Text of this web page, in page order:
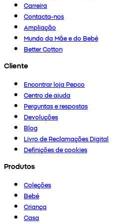
Carreira
Contacta-nos
Ampliação
Mundo da Mãe e do Bebé
Better Cotton
Cliente
Encontrar loja Pepco
Centro de ajuda
Perguntas e respostas
Devoluções
Blog
Livro de Reclamações Digital
Definições de cookies
Produtos
Coleções
Bebé
Criança
Casa